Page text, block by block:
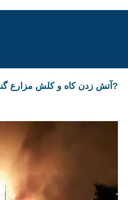
?آتش زدن کاه و کلش مزارع